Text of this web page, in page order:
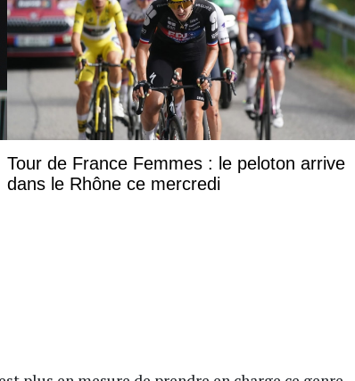
Tour de France Femmes : le peloton arrive
dans le Rhône ce mercredi